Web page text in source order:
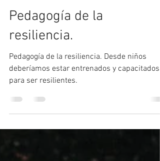
23 abr 2025
2 min de lectura
Pedagogía de la
resiliencia.
Pedagogía de la resiliencia. Desde niños
para ser resilientes.